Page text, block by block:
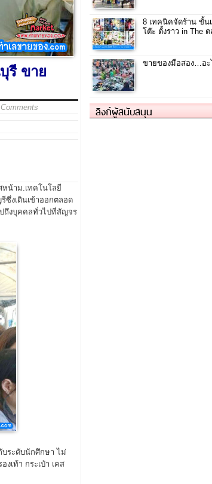
รี ขาย
น้าม.เทคโนโลยี
ซึ่งเดินเข้าออกตลอด
ถึงบุคคลทั่วไปที่สัญจร
ระดับนักศึกษา ไม่
เท้า กระเป๋า เคส
8 เทคนิคจัดร้าน ขั้น
โต๊ะ ตั้งราว in The
ขายของมือสอง…อะ
ลิงก์ผู้สนับสนุน